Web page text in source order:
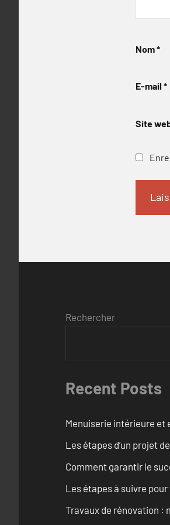
Nom*
E-mail *
Site
Rechercher
Recent Posts
Menuiserie intérieure et
Les étapes d’un projet
Comment garantir le
Les étapes à suivre
Travaux de rénovation :